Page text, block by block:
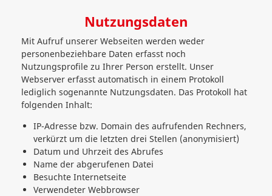
Nutzungsdaten
Mit Aufruf unserer Webseiten werden weder
personenbeziehbare Daten erfasst noch
Nutzungsprofile zu Ihrer Person erstellt. Unser
Webserver erfasst automatisch in einem Protokoll
lediglich sogenannte Nutzungsdaten. Das Protokoll hat
folgenden Inhalt:
IP-Adresse bzw. Domain des aufrufenden Rechners,
verkürzt um die letzten drei Stellen (anonymisiert)
Datum und Uhrzeit des Abrufes
Name der abgerufenen Datei
Besuchte Internetseite
Verwendeter Webbrowser